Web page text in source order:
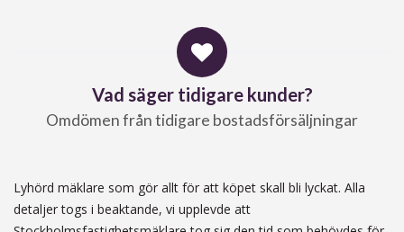
Vad säger tidigare kunder?
Omdömen från tidigare bostadsförsäljningar
Lyhörd mäklare som gör allt för att köpet skall bli lyckat. Alla
detaljer togs i beaktande, vi upplevde att